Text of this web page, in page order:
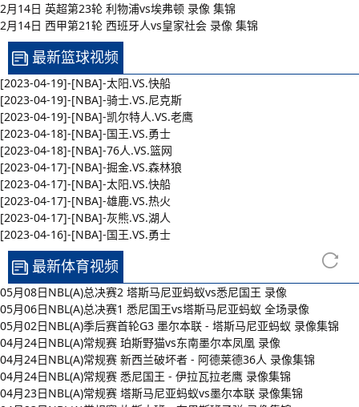
2月14日 英超第23轮 利物浦vs埃弗顿 录像 集锦
2月14日 西甲第21轮 西班牙人vs皇家社会 录像 集锦
最新篮球视频
[2023-04-19]-[NBA]-太阳.VS.快船
[2023-04-19]-[NBA]-骑士.VS.尼克斯
[2023-04-19]-[NBA]-凯尔特人.VS.老鹰
[2023-04-18]-[NBA]-国王.VS.勇士
[2023-04-18]-[NBA]-76人.VS.篮网
[2023-04-17]-[NBA]-掘金.VS.森林狼
[2023-04-17]-[NBA]-太阳.VS.快船
[2023-04-17]-[NBA]-雄鹿.VS.热火
[2023-04-17]-[NBA]-灰熊.VS.湖人
[2023-04-16]-[NBA]-国王.VS.勇士
最新体育视频
05月08日NBL(A)总决赛2 塔斯马尼亚蚂蚁vs悉尼国王 录像
05月06日NBL(A)总决赛1 悉尼国王vs塔斯马尼亚蚂蚁 全场录像
05月02日NBL(A)季后赛首轮G3 墨尔本联 - 塔斯马尼亚蚂蚁 录像集锦
04月24日NBL(A)常规赛 珀斯野猫vs东南墨尔本凤凰 录像
04月24日NBL(A)常规赛 新西兰破坏者 - 阿德莱德36人 录像集锦
04月24日NBL(A)常规赛 悉尼国王 - 伊拉瓦拉老鹰 录像集锦
04月23日NBL(A)常规赛 塔斯马尼亚蚂蚁vs墨尔本联 录像集锦